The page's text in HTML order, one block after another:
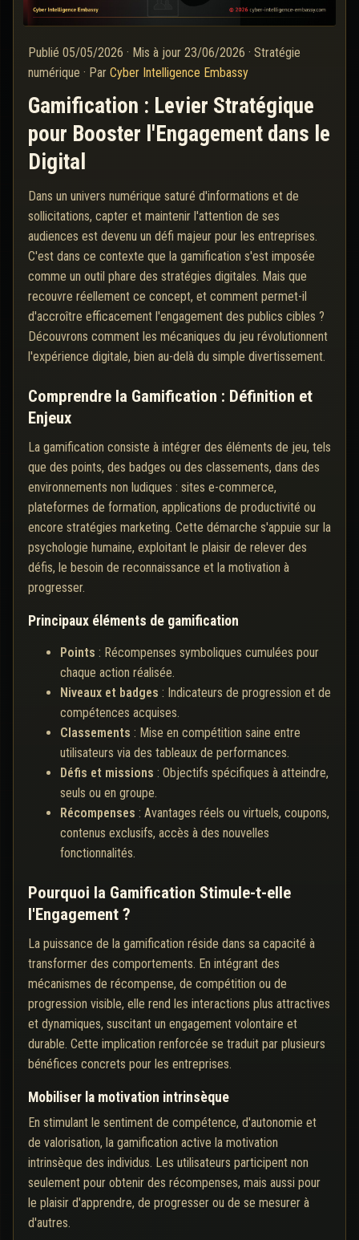
Publié 05/05/2026 · Mis à jour 23/06/2026 · Stratégie
numérique · Par Cyber Intelligence Embassy
Gamification : Levier Stratégique
pour Booster l'Engagement dans le
Digital
Dans un univers numérique saturé d'informations et de
sollicitations, capter et maintenir l'attention de ses
audiences est devenu un défi majeur pour les entreprises.
C'est dans ce contexte que la gamification s'est imposée
comme un outil phare des stratégies digitales. Mais que
recouvre réellement ce concept, et comment permet-il
d'accroître efficacement l'engagement des publics cibles ?
Découvrons comment les mécaniques du jeu révolutionnent
l'expérience digitale, bien au-delà du simple divertissement.
Comprendre la Gamification : Définition et
Enjeux
La gamification consiste à intégrer des éléments de jeu, tels
que des points, des badges ou des classements, dans des
environnements non ludiques : sites e-commerce,
plateformes de formation, applications de productivité ou
encore stratégies marketing. Cette démarche s'appuie sur la
psychologie humaine, exploitant le plaisir de relever des
défis, le besoin de reconnaissance et la motivation à
progresser.
Principaux éléments de gamification
Points : Récompenses symboliques cumulées pour
chaque action réalisée.
Niveaux et badges : Indicateurs de progression et de
compétences acquises.
Classements : Mise en compétition saine entre
utilisateurs via des tableaux de performances.
Défis et missions : Objectifs spécifiques à atteindre,
seuls ou en groupe.
Récompenses : Avantages réels ou virtuels, coupons,
contenus exclusifs, accès à des nouvelles
fonctionnalités.
Pourquoi la Gamification Stimule-t-elle
l'Engagement ?
La puissance de la gamification réside dans sa capacité à
transformer des comportements. En intégrant des
mécanismes de récompense, de compétition ou de
progression visible, elle rend les interactions plus attractives
et dynamiques, suscitant un engagement volontaire et
durable. Cette implication renforcée se traduit par plusieurs
bénéfices concrets pour les entreprises.
Mobiliser la motivation intrinsèque
En stimulant le sentiment de compétence, d'autonomie et
de valorisation, la gamification active la motivation
intrinsèque des individus. Les utilisateurs participent non
seulement pour obtenir des récompenses, mais aussi pour
le plaisir d'apprendre, de progresser ou de se mesurer à
d'autres.